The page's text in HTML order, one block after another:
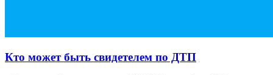
Кто может быть свидетелем по ДТП